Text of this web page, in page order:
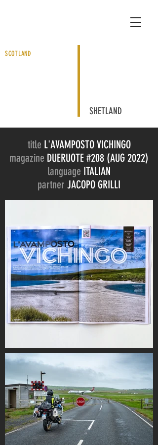
SCOTLAND
SHETLAND
title L'AVAMPOSTO VICHINGO
magazine DUERUOTE #208 (AUG 2022)
language ITALIAN
partner JACOPO GRILLI